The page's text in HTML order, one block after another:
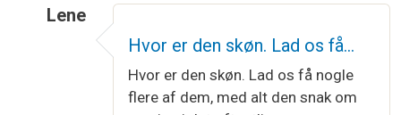
Lene
Som svar til Åh, så aktuel og så…afLaila
Hvor er den skøn. Lad os få…
Hvor er den skøn. Lad os få nogle
flere af dem, med alt den snak om